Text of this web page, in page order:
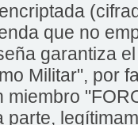
que no
garantiza
Militar", por
miembro
parte,